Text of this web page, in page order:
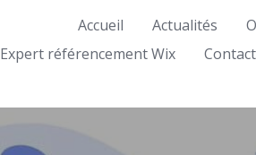
Accueil Actualités
Expert référencement Wix